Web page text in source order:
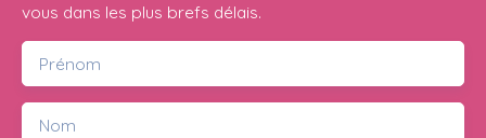
vous dans les plus brefs délais.
Prénom
Nom